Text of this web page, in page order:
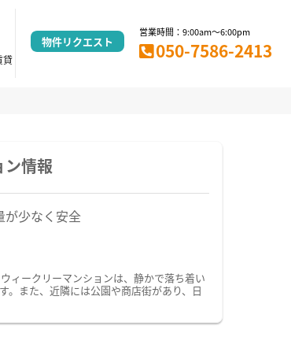
貸
物件リクエスト
営業時間：9:00am～6:00pm
050-7586-2413
情報
が少なく安全
ィークリーマンションは、静かで落ち着い
。また、近隣には公園や商店街があり、日